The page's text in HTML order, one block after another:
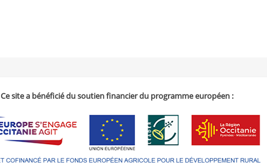
Ce site a bénéficié du soutien financier du programme européen :